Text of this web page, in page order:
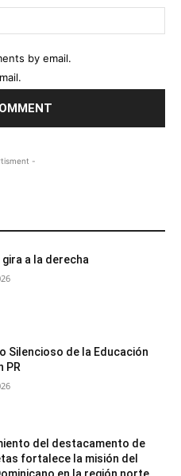
by email.
-
a la derecha
Silencioso de la Educación
PR
del destacamento de
fortalece la misión del